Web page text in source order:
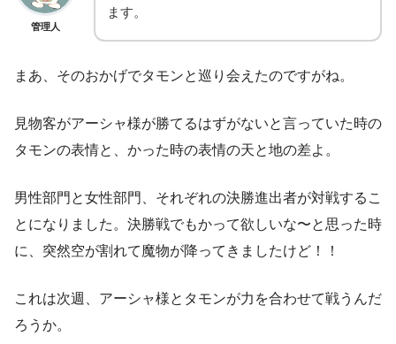
管理人
ます。
まあ、そのおかげでタモンと巡り会えたのですがね。
見物客がアーシャ様が勝てるはずがないと言っていた時の
タモンの表情と、かった時の表情の天と地の差よ。
男性部門と女性部門、それぞれの決勝進出者が対戦するこ
とになりました。決勝戦でもかって欲しいな〜と思った時
に、突然空が割れて魔物が降ってきましたけど！！
これは次週、アーシャ様とタモンが力を合わせて戦うんだ
ろうか。